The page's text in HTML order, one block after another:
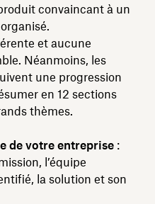
convaincant à un
et aucune
Néanmoins, les
une progression
en 12 sections
thèmes.
de votre entreprise :
l’équipe
la solution et son